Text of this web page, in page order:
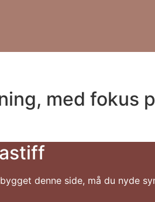
med fokus
denne side, må du nyde